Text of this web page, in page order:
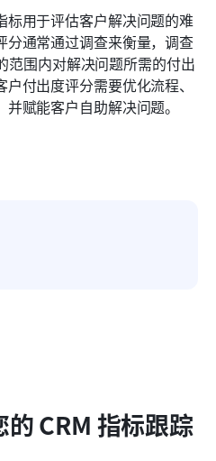
标用于评估客户解决问题的难
分通常通过调查来衡量，调查
范围内对解决问题所需的付出
付出度评分需要优化流程、
赋能客户自助解决问题。
CRM 指标跟踪